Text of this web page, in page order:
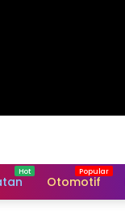
Otomotif